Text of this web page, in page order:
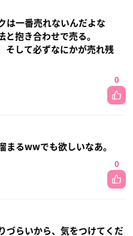
は一番売れないんだよな
と抱き合わせで売る。
そして必ずなにかが売れ残
0
まるwwでも欲しいなあ。
0
づらいから、気をつけてくだ